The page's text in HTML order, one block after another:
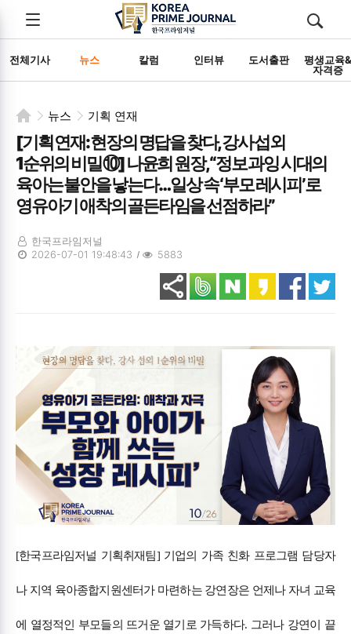
전체기사 뉴스 칼럼 인터뷰 도서출판
평생교육
자격증
전체메뉴 검색
열기/
뉴스 기획 연재
[기획 연재: 현장의 명답을 찾다, 강사 섭외
1순위의 비밀 ⑩] 나윤희 원장, “정보 과잉 시대의
육아는 불안을 낳는다… 일상 속 ‘부모 레시피’로
영유아기 애착의 골든타임을 선점하라”
한국프라임저널
2026-07-01 19:48:43
5883
[한국프라임저널 기획취재팀]기업의 가족 친화 프로그램 담당자
나 지역 육아종합지원센터가 마련하는 강연장은 언제나 자녀 교육
에 열정적인 부모들의 뜨거운 열기로 가득하다. 그러나 강연이 끝